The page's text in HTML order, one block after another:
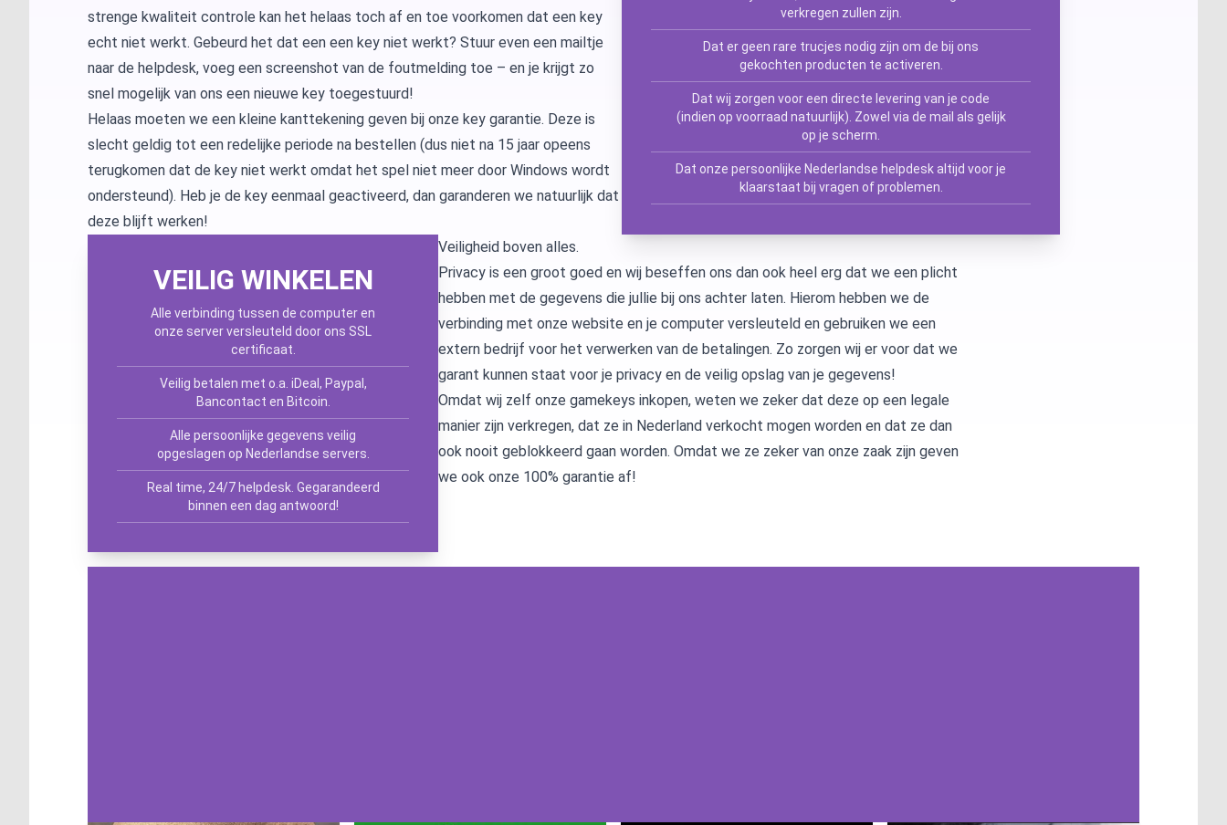
Microsoft Access Microsoft Access 2024
Microsoft Visio Microsoft Visio 2024
Microsoft Visio 2021 Professional
Microsoft Visio 2019 Professional
Microsoft Visio 2016 Professional
Microsoft Windows Server Windows Server: Alle licenties
Windows Server 2025
Windows Server 2022
Windows Server 2019
Windows Server 2026
Microsoft SQL Server Microsoft SQL Server 2022
Microsoft SQL Server 2019
Microsoft SQL Server 2016
strenge kwaliteit controle kan het helaas toch af en toe voorkomen dat een key
echt niet werkt. Gebeurd het dat een een key niet werkt? Stuur even een mailtje
naar de helpdesk, voeg een screenshot van de foutmelding toe – en je krijgt zo
snel mogelijk van ons een nieuwe key toegestuurd!
Helaas moeten we een kleine kanttekening geven bij onze key garantie. Deze is
slecht geldig tot een redelijke periode na bestellen (dus niet na 15 jaar opeens
terugkomen dat de key niet werkt omdat het spel niet meer door Windows wordt
ondersteund). Heb je de key eenmaal geactiveerd, dan garanderen we natuurlijk dat
deze blijft werken!
verkregen zullen zijn.
Dat er geen rare trucjes nodig zijn om de bij ons
gekochten producten te activeren.
Dat wij zorgen voor een directe levering van je code
(indien op voorraad natuurlijk). Zowel via de mail als gelijk
op je scherm.
Dat onze persoonlijke Nederlandse helpdesk altijd voor je
klaarstaat bij vragen of problemen.
VEILIG WINKELEN
Alle verbinding tussen de computer en
onze server versleuteld door ons SSL
certificaat.
Veilig betalen met o.a. iDeal, Paypal,
Bancontact en Bitcoin.
Alle persoonlijke gegevens veilig
opgeslagen op Nederlandse servers.
Real time, 24/7 helpdesk. Gegarandeerd
binnen een dag antwoord!
Veiligheid boven alles.
Privacy is een groot goed en wij beseffen ons dan ook heel erg dat we een plicht
hebben met de gegevens die jullie bij ons achter laten. Hierom hebben we de
verbinding met onze website en je computer versleuteld en gebruiken we een
extern bedrijf voor het verwerken van de betalingen. Zo zorgen wij er voor dat we
garant kunnen staat voor je privacy en de veilig opslag van je gegevens!
Omdat wij zelf onze gamekeys inkopen, weten we zeker dat deze op een legale
manier zijn verkregen, dat ze in Nederland verkocht mogen worden en dat ze dan
ook nooit geblokkeerd gaan worden. Omdat we ze zeker van onze zaak zijn geven
we ook onze 100% garantie af!